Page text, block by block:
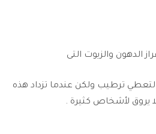
الدهون والزيوت التى
ترطيب ولكن عندما تزداد هذه
يروق لأشخاص كثيرة .